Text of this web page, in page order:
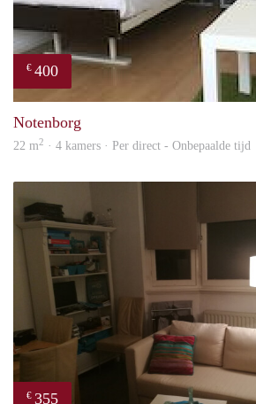
€ 400
Notenborg
22 m2 · 4 kamers · Per direct - Onbepaalde tijd
€ 355